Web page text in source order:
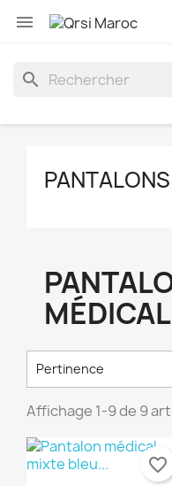

search
Pertinence
Affichage 1-9 de 9
favorite_border